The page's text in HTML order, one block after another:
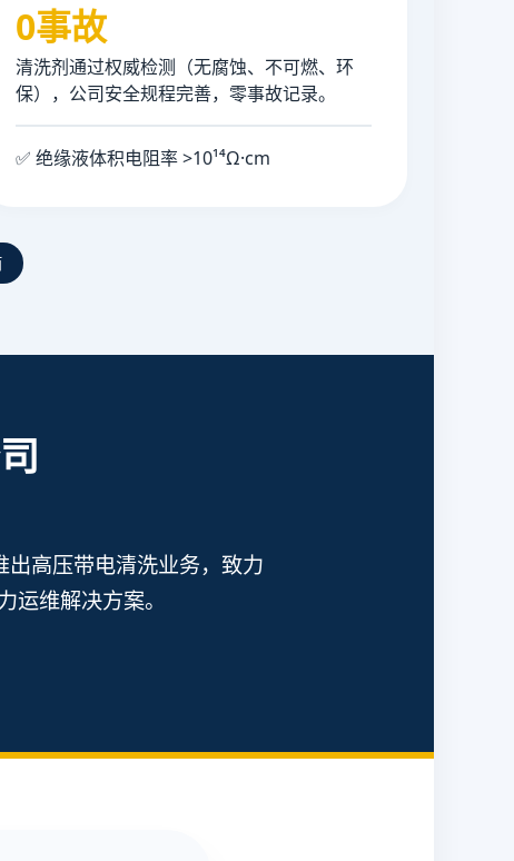
0事故
清洗剂通过权威检测（无腐蚀、不可燃、环
保），公司安全规程完善，零事故记录。
✅ 绝缘液体积电阻率 >10¹⁴Ω·cm
高压带电清洗业务，致力
运维解决方案。